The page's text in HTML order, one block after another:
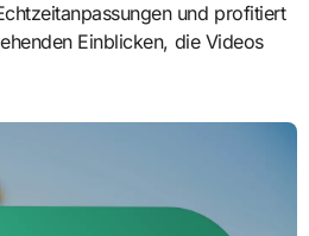
und profitiert
Einblicken, die Videos